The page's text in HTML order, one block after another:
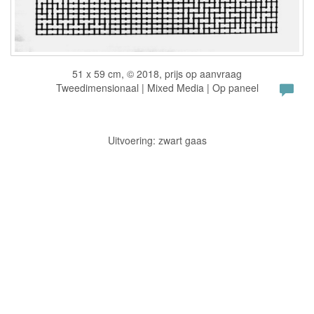
51 x 59 cm, © 2018, prijs op aanvraag
Tweedimensionaal | Mixed Media | Op paneel
Uitvoering: zwart gaas